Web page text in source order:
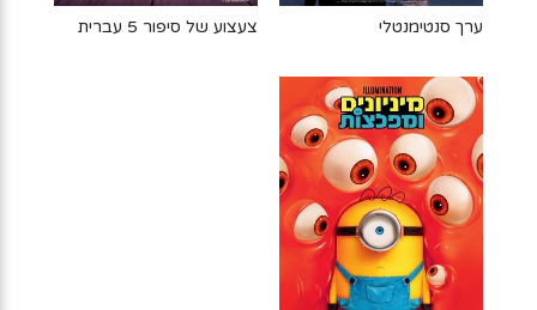
ערך סנטימנטלי צעצוע של סיפור 5 עברית